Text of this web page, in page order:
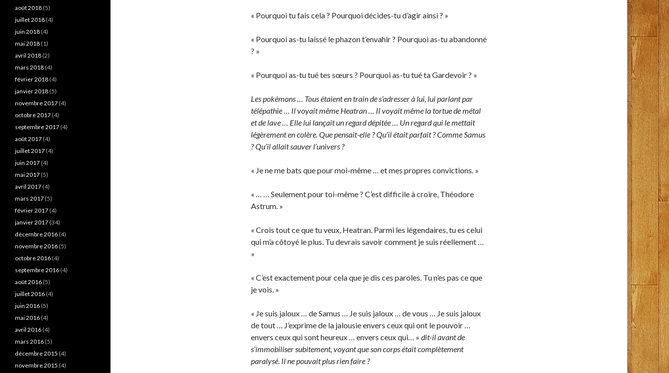
« Pourquoi tu fais cela ? Pourquoi décides-tu d’agir ainsi ? »
« Pourquoi as-tu laissé le phazon t’envahir ? Pourquoi as-tu abandonné
? »
« Pourquoi as-tu tué tes sœurs ? Pourquoi as-tu tué ta Gardevoir ? »
Les pokémons … Tous étaient en train de s’adresser à lui, lui parlant par
télépathie … Il voyait même Heatran … Il voyait même la tortue de métal
et de lave … Elle lui lançait un regard dépitée … Un regard qui le mettait
légèrement en colère. Que pensait-elle ? Qu’il était parfait ? Comme Samus
? Qu’il allait sauver l’univers ?
« Je ne me bats que pour moi-même … et mes propres convictions. »
« … … Seulement pour toi-même ? C’est difficile à croire, Théodore
Astrum. »
« Crois tout ce que tu veux, Heatran. Parmi les légendaires, tu es celui
qui m’a côtoyé le plus. Tu devrais savoir comment je suis réellement …
»
« C’est exactement pour cela que je dis ces paroles. Tu n’es pas ce que
je vois. »
« Je suis jaloux … de Samus … Je suis jaloux … de vous … Je suis jaloux
de tout … J’exprime de la jalousie envers ceux qui ont le pouvoir …
envers ceux qui sont heureux … envers ceux qui… » dit-il avant de
s’immobiliser subitement, voyant que son corps était complètement
paralysé. Il ne pouvait plus rien faire ?
août 2018 (5)
juillet 2018 (4)
juin 2018 (4)
mai 2018 (1)
avril 2018 (2)
mars 2018 (4)
février 2018 (4)
janvier 2018 (5)
novembre 2017 (4)
octobre 2017 (4)
septembre 2017 (4)
août 2017 (4)
juillet 2017 (4)
juin 2017 (4)
mai 2017 (5)
avril 2017 (4)
mars 2017 (5)
février 2017 (4)
janvier 2017 (34)
décembre 2016 (4)
novembre 2016 (5)
octobre 2016 (4)
septembre 2016 (4)
août 2016 (5)
juillet 2016 (4)
juin 2016 (5)
mai 2016 (4)
avril 2016 (4)
mars 2016 (5)
décembre 2015 (4)
novembre 2015 (4)